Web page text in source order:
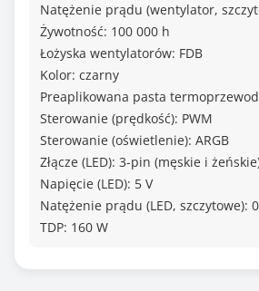
Natężenie prądu (wentylator,
Żywotność: 100 000 h
Łożyska wentylatorów: FDB
Kolor: czarny
Preaplikowana pasta
Sterowanie (prędkość): PWM
Sterowanie (oświetlenie): ARGB
Złącze (LED): 3-pin (męskie i
Napięcie (LED): 5 V
Natężenie prądu (LED, szczytowe):
TDP: 160 W